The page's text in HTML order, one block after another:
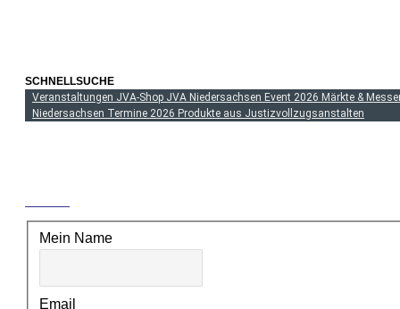
SCHNELLSUCHE
Veranstaltungen JVA‑Shop JVA Niedersachsen Event 2026 Märkte &
Niedersachsen Termine 2026 Produkte aus Justizvollzugsanstalten
Mein Name
Email